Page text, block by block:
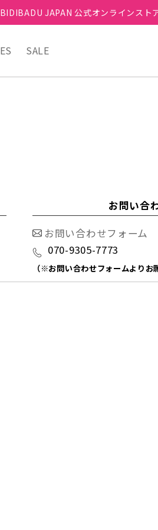
BIDIBADU JAPAN 公式オンラインス
SALE
お問い合
お問い合わせフォーム
070-9305-7773
（※お問い合わせフォームよりお